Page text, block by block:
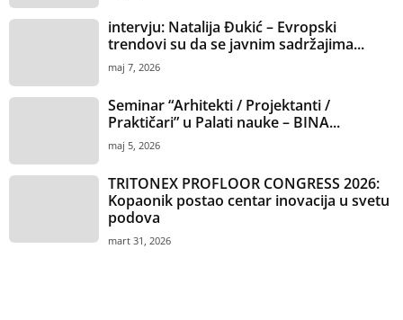
intervju: Natalija Đukić – Evropski
trendovi su da se javnim sadržajima...
maj 7, 2026
Seminar “Arhitekti / Projektanti /
Praktičari” u Palati nauke – BINA...
maj 5, 2026
TRITONEX PROFLOOR CONGRESS 2026:
Kopaonik postao centar inovacija u svetu
podova
mart 31, 2026